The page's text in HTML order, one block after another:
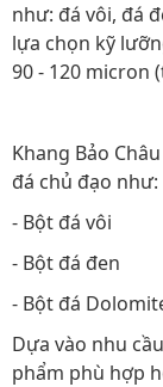
như: đá vôi, đá
lựa chọn kỹ
90 - 120 micron
Khang Bảo
đá chủ đạo như:
- Bột đá vôi
- Bột đá đen
- Bột đá
Dựa vào nhu
phẩm phù hợp